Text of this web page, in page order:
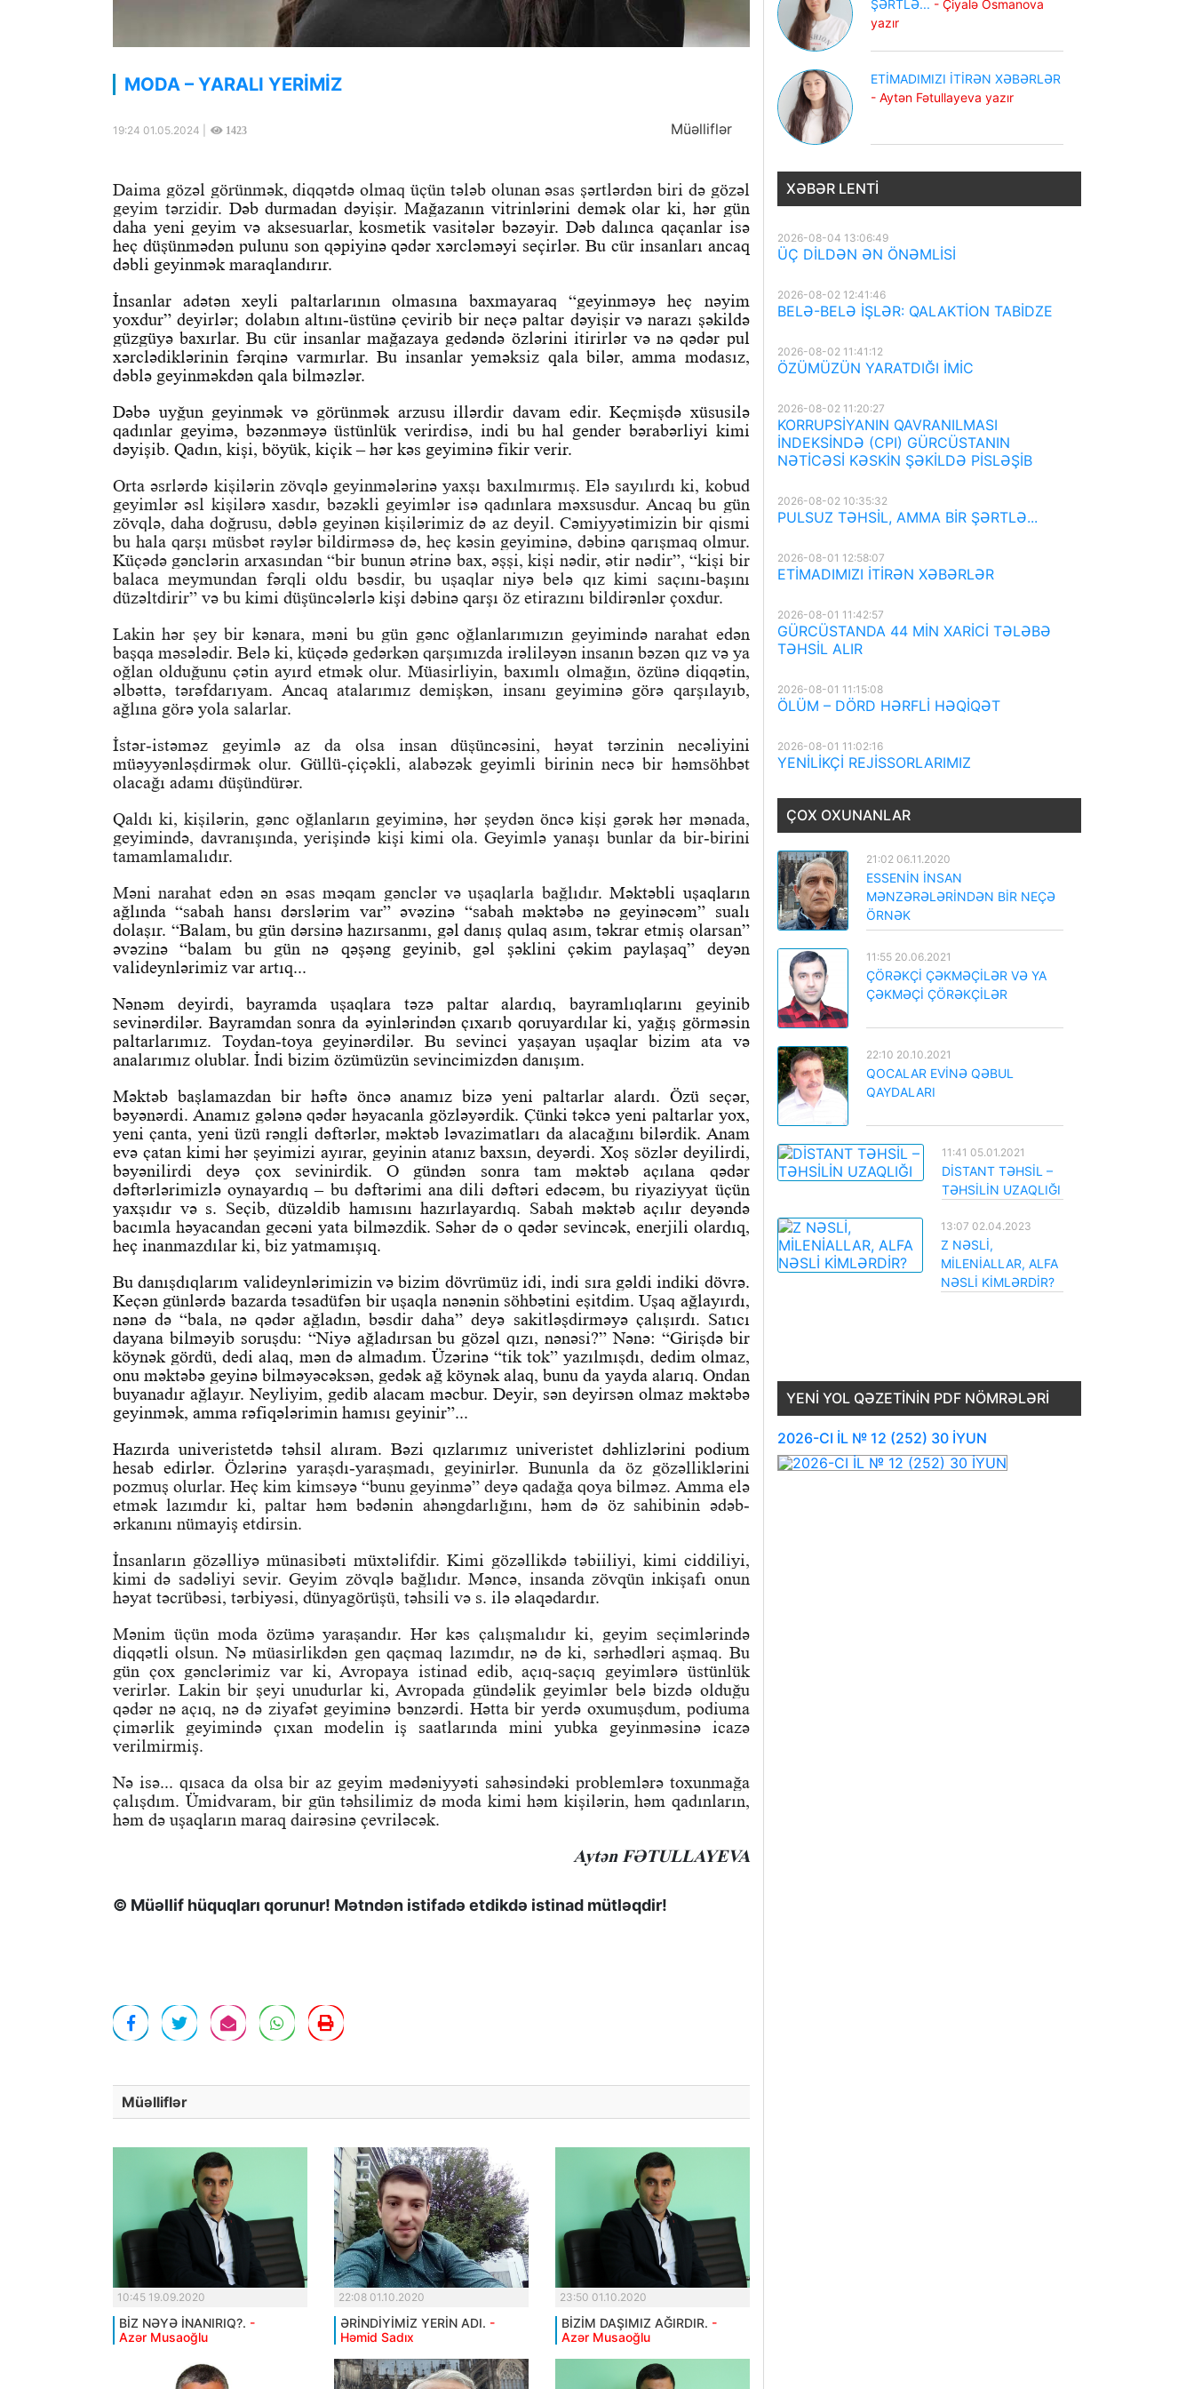
MODA – YARALI YERİMİZ
19:24 01.05.2024 | 1423 Müəlliflər
Daima gözəl görünmək, diqqətdə olmaq üçün tələb olunan əsas şərtlərdən biri də gözəl
geyim tərzidir. Dəb durmadan dəyişir. Mağazanın vitrinlərini demək olar ki, hər gün
daha yeni geyim və aksesuarlar, kosmetik vasitələr bəzəyir. Dəb dalınca qaçanlar isə
heç düşünmədən pulunu son qəpiyinə qədər xərcləməyi seçirlər. Bu cür insanları ancaq
dəbli geyinmək maraqlandırır.
İnsanlar adətən xeyli paltarlarının olmasına baxmayaraq “geyinməyə heç nəyim
yoxdur” deyirlər; dolabın altını-üstünə çevirib bir neçə paltar dəyişir və narazı şəkildə
güzgüyə baxırlar. Bu cür insanlar mağazaya gedəndə özlərini itirirlər və nə qədər pul
xərclədiklərinin fərqinə varmırlar. Bu insanlar yeməksiz qala bilər, amma modasız,
dəblə geyinməkdən qala bilməzlər.
Dəbə uyğun geyinmək və görünmək arzusu illərdir davam edir. Keçmişdə xüsusilə
qadınlar geyimə, bəzənməyə üstünlük verirdisə, indi bu hal gender bərabərliyi kimi
dəyişib. Qadın, kişi, böyük, kiçik – hər kəs geyiminə fikir verir.
Orta əsrlərdə kişilərin zövqlə geyinmələrinə yaxşı baxılmırmış. Elə sayılırdı ki, kobud
geyimlər əsl kişilərə xasdır, bəzəkli geyimlər isə qadınlara məxsusdur. Ancaq bu gün
zövqlə, daha doğrusu, dəblə geyinən kişilərimiz də az deyil. Cəmiyyətimizin bir qismi
bu hala qarşı müsbət rəylər bildirməsə də, heç kəsin geyiminə, dəbinə qarışmaq olmur.
Küçədə gənclərin arxasından “bir bunun ətrinə bax, əşşi, kişi nədir, ətir nədir”, “kişi bir
balaca meymundan fərqli oldu bəsdir, bu uşaqlar niyə belə qız kimi saçını-başını
düzəltdirir” və bu kimi düşüncələrlə kişi dəbinə qarşı öz etirazını bildirənlər çoxdur.
Lakin hər şey bir kənara, məni bu gün gənc oğlanlarımızın geyimində narahat edən
başqa məsələdir. Belə ki, küçədə gedərkən qarşımızda irəliləyən insanın bəzən qız və ya
oğlan olduğunu çətin ayırd etmək olur. Müasirliyin, baxımlı olmağın, özünə diqqətin,
əlbəttə, tərəfdarıyam. Ancaq atalarımız demişkən, insanı geyiminə görə qarşılayıb,
ağlına görə yola salarlar.
İstər-istəməz geyimlə az da olsa insan düşüncəsini, həyat tərzinin necəliyini
müəyyənləşdirmək olur. Güllü-çiçəkli, alabəzək geyimli birinin necə bir həmsöhbət
olacağı adamı düşündürər.
Qaldı ki, kişilərin, gənc oğlanların geyiminə, hər şeydən öncə kişi gərək hər mənada,
geyimində, davranışında, yerişində kişi kimi ola. Geyimlə yanaşı bunlar da bir-birini
tamamlamalıdır.
Məni narahat edən ən əsas məqam gənclər və uşaqlarla bağlıdır.Məktəbli uşaqların
ağlında “sabah hansı dərslərim var” əvəzinə “sabah məktəbə nə geyinəcəm” sualı
dolaşır. “Balam, bu gün dərsinə hazırsanmı, gəl danış qulaq asım, təkrar etmiş olarsan”
əvəzinə “balam bu gün nə qəşəng geyinib, gəl şəklini çəkim paylaşaq” deyən
valideynlərimiz var artıq...
Nənəm deyirdi, bayramda uşaqlara təzə paltar alardıq, bayramlıqlarını geyinib
sevinərdilər. Bayramdan sonra da əyinlərindən çıxarıb qoruyardılar ki, yağış görməsin
paltarlarımız. Toydan-toya geyinərdilər. Bu sevinci yaşayan uşaqlar bizim ata və
analarımız olublar. İndi bizim özümüzün sevincimizdən danışım.
Məktəb başlamazdan bir həftə öncə anamız bizə yeni paltarlar alardı. Özü seçər,
bəyənərdi. Anamız gələnə qədər həyacanla gözləyərdik. Çünki təkcə yeni paltarlar yox,
yeni çanta, yeni üzü rəngli dəftərlər, məktəb ləvazimatları da alacağını bilərdik. Anam
evə çatan kimi hər şeyimizi ayırar, geyinin atanız baxsın, deyərdi. Xoş sözlər deyilirdi,
bəyənilirdi deyə çox sevinirdik. O gündən sonra tam məktəb açılana qədər
dəftərlərimizlə oynayardıq – bu dəftərimi ana dili dəftəri edəcəm, bu riyaziyyat üçün
yaxşıdır və s. Seçib, düzəldib hamısını hazırlayardıq. Sabah məktəb açılır deyəndə
bacımla həyacandan gecəni yata bilməzdik. Səhər də o qədər sevincək, enerjili olardıq,
heç inanmazdılar ki, biz yatmamışıq.
Bu danışdıqlarım valideynlərimizin və bizim dövrümüz idi, indi sıra gəldi indiki dövrə.
Keçən günlərdə bazarda təsadüfən bir uşaqla nənənin söhbətini eşitdim. Uşaq ağlayırdı,
nənə də “bala, nə qədər ağladın, bəsdir daha” deyə sakitləşdirməyə çalışırdı. Satıcı
dayana bilməyib soruşdu: “Niyə ağladırsan bu gözəl qızı, nənəsi?” Nənə: “Girişdə bir
köynək gördü, dedi alaq, mən də almadım. Üzərinə “tik tok” yazılmışdı, dedim olmaz,
onu məktəbə geyinə bilməyəcəksən, gedək ağ köynək alaq, bunu da yayda alarıq. Ondan
buyanadır ağlayır. Neyliyim, gedib alacam məcbur. Deyir, sən deyirsən olmaz məktəbə
geyinmək, amma rəfiqələrimin hamısı geyinir”...
Hazırda univeristetdə təhsil alıram. Bəzi qızlarımız univeristet dəhlizlərini podium
hesab edirlər. Özlərinə yaraşdı-yaraşmadı, geyinirlər. Bununla da öz gözəlliklərini
pozmuş olurlar. Heç kim kimsəyə “bunu geyinmə” deyə qadağa qoya bilməz. Amma elə
etmək lazımdır ki, paltar həm bədənin ahəngdarlığını, həm də öz sahibinin ədəb-
ərkanını nümayiş etdirsin.
İnsanların gözəlliyə münasibəti müxtəlifdir. Kimi gözəllikdə təbiiliyi, kimi ciddiliyi,
kimi də sadəliyi sevir. Geyim zövqlə bağlıdır. Məncə, insanda zövqün inkişafı onun
həyat təcrübəsi, tərbiyəsi, dünyagörüşü, təhsili və s. ilə əlaqədardır.
Mənim üçün moda özümə yaraşandır. Hər kəs çalışmalıdır ki, geyim seçimlərində
diqqətli olsun. Nə müasirlikdən gen qaçmaq lazımdır, nə də ki, sərhədləri aşmaq. Bu
gün çox gənclərimiz var ki, Avropaya istinad edib, açıq-saçıq geyimlərə üstünlük
verirlər. Lakin bir şeyi unudurlar ki, Avropada gündəlik geyimlər belə bizdə olduğu
qədər nə açıq, nə də ziyafət geyiminə bənzərdi. Hətta bir yerdə oxumuşdum, podiuma
çimərlik geyimində çıxan modelin iş saatlarında mini yubka geyinməsinə icazə
verilmirmiş.
Nə isə... qısaca da olsa bir az geyim mədəniyyəti sahəsindəki problemlərə toxunmağa
çalışdım. Ümidvaram, bir gün təhsilimiz də moda kimi həm kişilərin, həm qadınların,
həm də uşaqların maraq dairəsinə çevriləcək.
Aytən FƏTULLAYEVA
© Müəllif hüquqları qorunur! Mətndən istifadə etdikdə istinad mütləqdir!
Müəlliflər
10:45 19.09.2020
BİZ NƏYƏ İNANIRIQ?. -
Azər Musaoğlu
22:08 01.10.2020
ƏRİNDİYİMİZ YERİN ADI. -
Həmid Sadıx
23:50 01.10.2020
BİZİM DAŞIMIZ AĞIRDIR. -
Azər Musaoğlu
ŞƏRTLƏ... - Çiyalə Osmanova
yazır
ETİMADIMIZI İTİRƏN XƏBƏRLƏR
- Aytən Fətullayeva yazır
XƏBƏR LENTI
2026-08-04 13:06:49
ÜÇ DİLDƏN ƏN ÖNƏMLİSİ
2026-08-02 12:41:46
BELƏ-BELƏ İŞLƏR: QALAKTİON TABİDZE
2026-08-02 11:41:12
ÖZÜMÜZÜN YARATDIĞI İMİC
2026-08-02 11:20:27
KORRUPSİYANIN QAVRANILMASI
İNDEKSİNDƏ (CPI) GÜRCÜSTANIN
NƏTİCƏSİ KƏSKİN ŞƏKİLDƏ PİSLƏŞİB
2026-08-02 10:35:32
PULSUZ TƏHSİL, AMMA BİR ŞƏRTLƏ...
2026-08-01 12:58:07
ETİMADIMIZI İTİRƏN XƏBƏRLƏR
2026-08-01 11:42:57
GÜRCÜSTANDA 44 MİN XARİCİ TƏLƏBƏ
TƏHSİL ALIR
2026-08-01 11:15:08
ÖLÜM – DÖRD HƏRFLİ HƏQİQƏT
2026-08-01 11:02:16
YENİLİKÇİ REJİSSORLARIMIZ
ÇOX OXUNANLAR
21:02 06.11.2020
ESSENİN İNSAN
MƏNZƏRƏLƏRİNDƏN BİR NEÇƏ
ÖRNƏK
11:55 20.06.2021
ÇÖRƏKÇİ ÇƏKMƏÇİLƏR VƏ YA
ÇƏKMƏÇİ ÇÖRƏKÇİLƏR
22:10 20.10.2021
QOCALAR EVİNƏ QƏBUL
QAYDALARI
11:41 05.01.2021
DİSTANT TƏHSİL –
TƏHSİLİN UZAQLIĞI
13:07 02.04.2023
Z NƏSLİ,
MİLENİALLAR, ALFA
NƏSLİ KİMLƏRDİR?
YENI YOL QƏZETININ PDF NÖMRƏLƏRI
2026-CI İL № 12 (252) 30 İYUN